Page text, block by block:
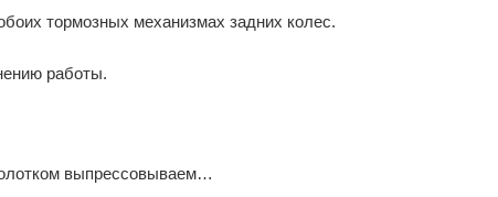
тормозных механизмах задних колес.
работы.
выпрессовываем…